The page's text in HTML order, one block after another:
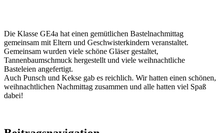
Die Klasse GE4a hat einen gemütlichen Bastelnachmittag
gemeinsam mit Eltern und Geschwisterkindern veranstaltet.
Gemeinsam wurden viele schöne Gläser gestaltet,
Tannenbaumschmuck hergestellt und viele weihnachtliche
Basteleien angefertigt.
Auch Punsch und Kekse gab es reichlich. Wir hatten einen schönen,
weihnachtlichen Nachmittag zusammen und alle hatten viel Spaß
dabei!